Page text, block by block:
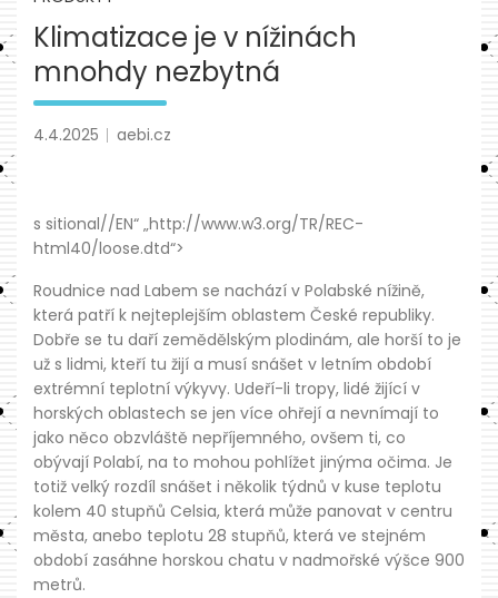
Klimatizace je v nížinách
mnohdy nezbytná
4.4.2025 aebi.cz
s sitional//EN“ „http://www.w3.org/TR/REC-
html40/loose.dtd“>
Roudnice nad Labem se nachází v Polabské nížině,
která patří k nejteplejším oblastem České republiky.
Dobře se tu daří zemědělským plodinám, ale horší to je
už s lidmi, kteří tu žijí a musí snášet v letním období
extrémní teplotní výkyvy. Udeří-li tropy, lidé žijící v
horských oblastech se jen více ohřejí a nevnímají to
jako něco obzvláště nepříjemného, ovšem ti, co
obývají Polabí, na to mohou pohlížet jinýma očima. Je
totiž velký rozdíl snášet i několik týdnů v kuse teplotu
kolem 40 stupňů Celsia, která může panovat v centru
města, anebo teplotu 28 stupňů, která ve stejném
období zasáhne horskou chatu v nadmořské výšce 900
metrů.